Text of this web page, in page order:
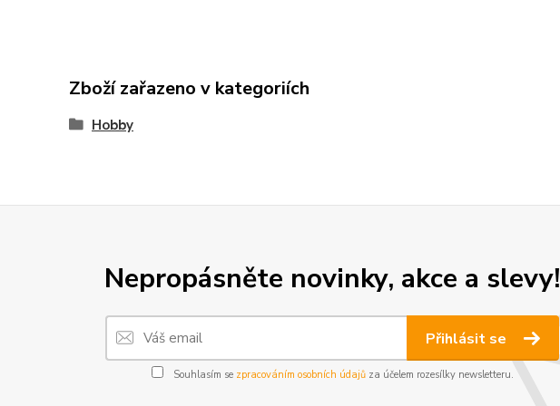
Zboží zařazeno v kategoriích
Hobby
Nepropásněte novinky, akce a slevy!
Přihlásit se
Souhlasím se zpracováním osobních údajůza účelem rozesílky newsletteru.